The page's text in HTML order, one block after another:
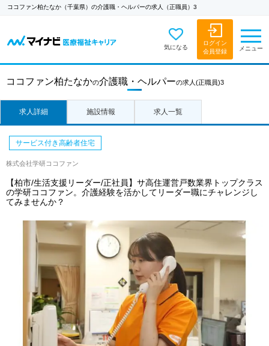
ココファン柏たなか（千葉県）の介護職・ヘルパーの求人（正職員）3
気になる
ログイン
会員登録
メニュー
ココファン柏たなかの介護職・ヘルパーの求人 (正職員)3
求人詳細 施設情報 求人一覧
サービス付き高齢者住宅
株式会社学研ココファン
【柏市/生活支援リーダー/正社員】サ高住運営戸数業界トップクラス
の学研ココファン。介護経験を活かしてリーダー職にチャレンジし
てみませんか？